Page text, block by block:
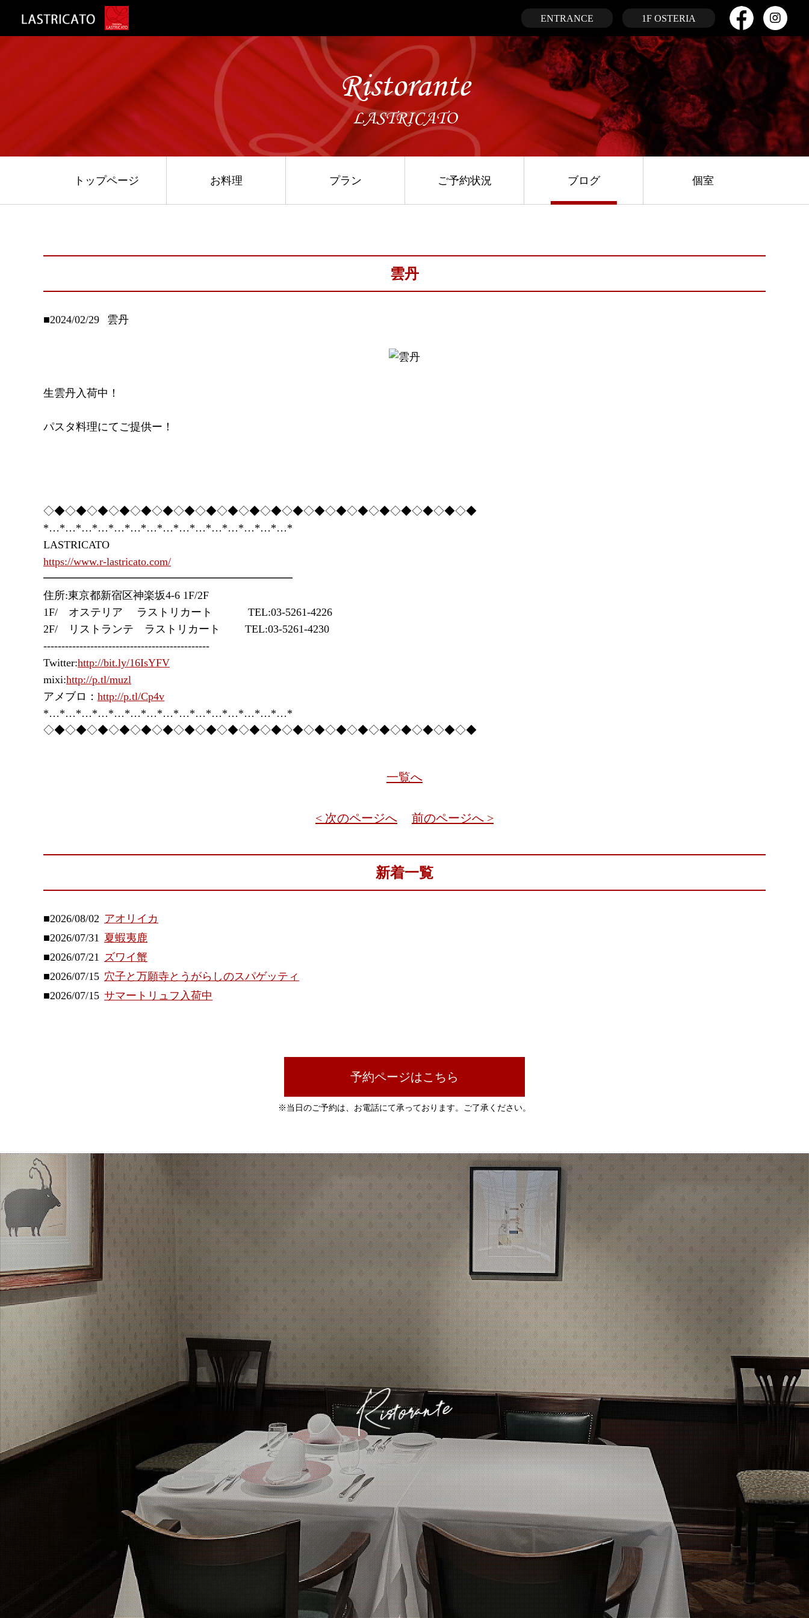
ENTRANCE 1F OSTERIA
Ristorante
LASTRICATO
トップページ お料理 プラン ご予約状況 ブログ 個室
雲丹
■2024/02/29 雲丹
生雲丹入荷中！
パスタ料理にてご提供ー！
◇◆◇◆◇◆◇◆◇◆◇◆◇◆◇◆◇◆◇◆◇◆◇◆◇◆◇◆◇◆◇◆◇◆◇◆◇◆◇◆
*…*…*…*…*…*…*…*…*…*…*…*…*…*…*…*
LASTRICATO
https://www.r-lastricato.com/
━━━━━━━━━━━━━━━━━━━━━━━
住所:東京都新宿区神楽坂4-6 1F/2F
1F/ オステリア ラストリカート TEL:03-5261-4226
2F/ リストランテ ラストリカート TEL:03-5261-4230
----------------------------------------------
Twitter:http://bit.ly/16IsYFV
mixi:http://p.tl/muzl
アメブロ： http://p.tl/Cp4v
*…*…*…*…*…*…*…*…*…*…*…*…*…*…*…*
◇◆◇◆◇◆◇◆◇◆◇◆◇◆◇◆◇◆◇◆◇◆◇◆◇◆◇◆◇◆◇◆◇◆◇◆◇◆◇◆
一覧へ
< 次のページへ 前のページへ >
新着一覧
■2026/08/02 アオリイカ
■2026/07/31 夏蝦夷鹿
■2026/07/21 ズワイ蟹
■2026/07/15 穴子と万願寺とうがらしのスパゲッティ
■2026/07/15 サマートリュフ入荷中
予約ページはこちら
※当日のご予約は、お電話にて承っております。ご了承ください。